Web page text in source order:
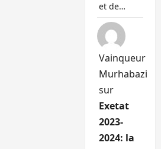
et de…
Vainqueur
Murhabazi
sur
Exetat
2023-
2024: la